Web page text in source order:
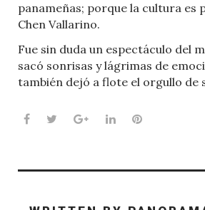
panameñas; porque la cultura es
Chen Vallarino.
Fue sin duda un espectáculo del
sacó sonrisas y lágrimas de
también dejó a flote el orgullo de
Facebook
TwitterGoogle+LinkedInPinterest